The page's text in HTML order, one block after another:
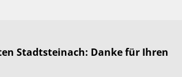
Stadtsteinach: Danke für Ihren